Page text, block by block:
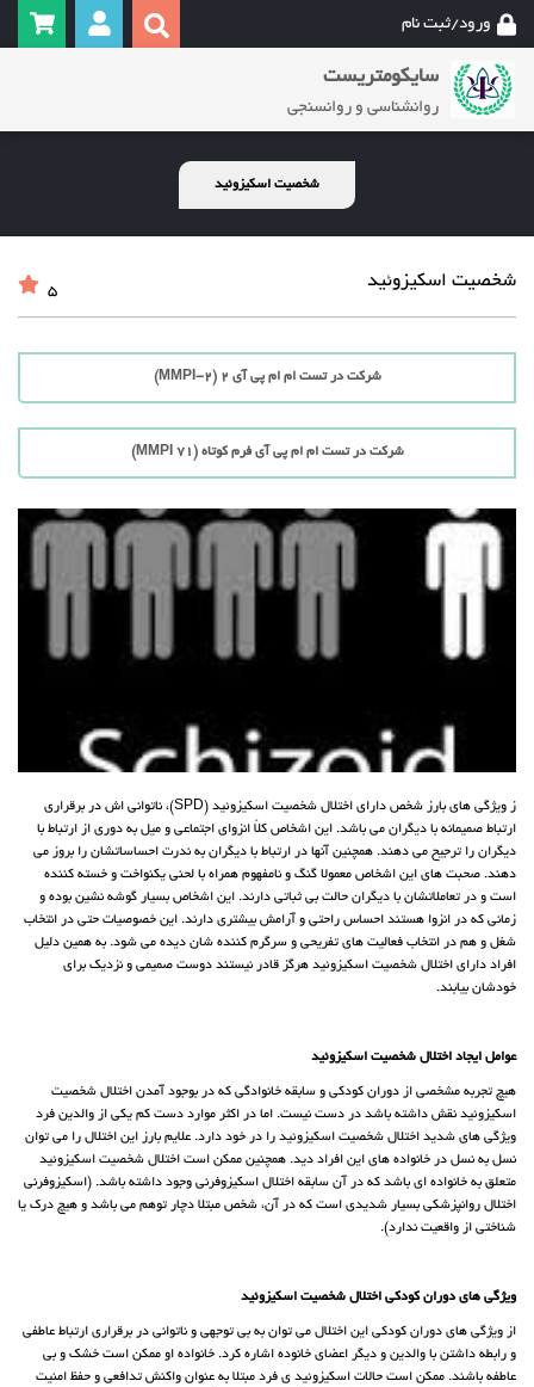
ورود/ثبت نام
سایکومتریست
روانشناسی و روانسنجی
شخصیت اسکیزوئید
شخصیت اسکیزوئید 5
شرکت در تست ام ام پی آی 2 (MMPI-2)
شرکت در تست ام ام پی آی فرم کوتاه (71 MMPI)
ز ویژگی های بارز شخص دارای اختلال شخصیت اسکیزوئید (SPD)، ناتوانی اش در برقراری
ارتباط صمیمانه با دیگران می باشد. این اشخاص کلاً انزوای اجتماعی و میل به دوری از ارتباط با
دیگران را ترجیح می دهند. همچنین آنها در ارتباط با دیگران به ندرت احساساتشان را بروز می
دهند. صحبت های این اشخاص معمولا گنگ و نامفهوم همراه با لحنی یکنواخت و خسته کننده
است و در تعاملاتشان با دیگران حالت بی ثباتی دارند. این اشخاص بسیار گوشه نشین بوده و
زمانی که در انزوا هستند احساس راحتی و آرامش بیشتری دارند. این خصوصیات حتی در انتخاب
شغل و هم در انتخاب فعالیت های تفریحی و سرگرم کننده شان دیده می شود. به همین دلیل
افراد دارای اختلال شخصیت اسکیزوئید هرگز قادر نیستند دوست صمیمی و نزدیک برای
خودشان بیابند.
عوامل ایجاد اختلال شخصیت اسکیزوئید
هیچ تجربه مشخصی از دوران کودکی و سابقه خانوادگی که در بوجود آمدن اختلال شخصیت
اسکیزوئید نقش داشته باشد در دست نیست. اما در اکثر موارد دست کم یکی از والدین فرد
ویژگی های شدید اختلال شخصیت اسکیزوئید را در خود دارد. علایم بارز این اختلال را می توان
نسل به نسل در خانواده های این افراد دید. همچنین ممکن است اختلال شخصیت اسکیزوئید
متعلق به خانواده ای باشد که در آن سابقه اختلال اسکیزوفرنی وجود داشته باشد. (اسکیزوفرنی
اختلال روانپزشکی بسیار شدیدی است که در آن، شخص مبتلا دچار توهم می باشد و هیچ درک یا
شناختی از واقعیت ندارد).
ویژگی های دوران کودکی اختلال شخصیت اسکیزوئید
از ویژگی های دوران کودکی این اختلال می توان به بی توجهی و ناتوانی در برقراری ارتباط عاطفی
و رابطه داشتن با والدین و دیگر اعضای خانوده اشاره کرد. خانواده او ممکن است خشک و بی
عاطفه باشند. ممکن است حالات اسکیزوئید ی فرد مبتلا به عنوان واکنش تدافعی و حفظ امنیت